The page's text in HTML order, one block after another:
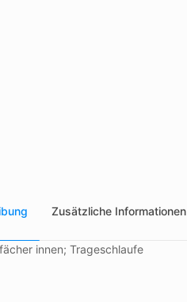
Zusätzliche Informationen
innen; Trageschlaufe